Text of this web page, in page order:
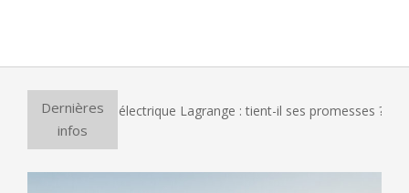
Dernières
infos
four à pizza électrique Lagrange : tient-il ses promesses ?